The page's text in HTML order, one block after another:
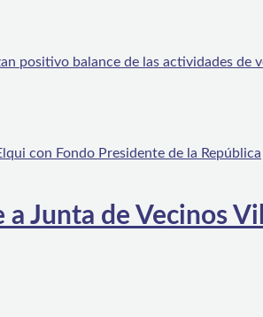
positivo balance de las actividades de
Junta de Vecinos